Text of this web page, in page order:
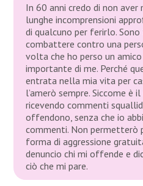
In 60 anni credo di non
lunghe incomprensioni
di qualcuno per ferirlo.
combattere contro una
volta che ho perso un
importante di me. Perché
entrata nella mia vita per
l’amerò sempre. Siccome è
ricevendo commenti
offendono, senza che io
commenti. Non permetterò
forma di aggressione
denuncio chi mi offende e
ciò che mi pare.